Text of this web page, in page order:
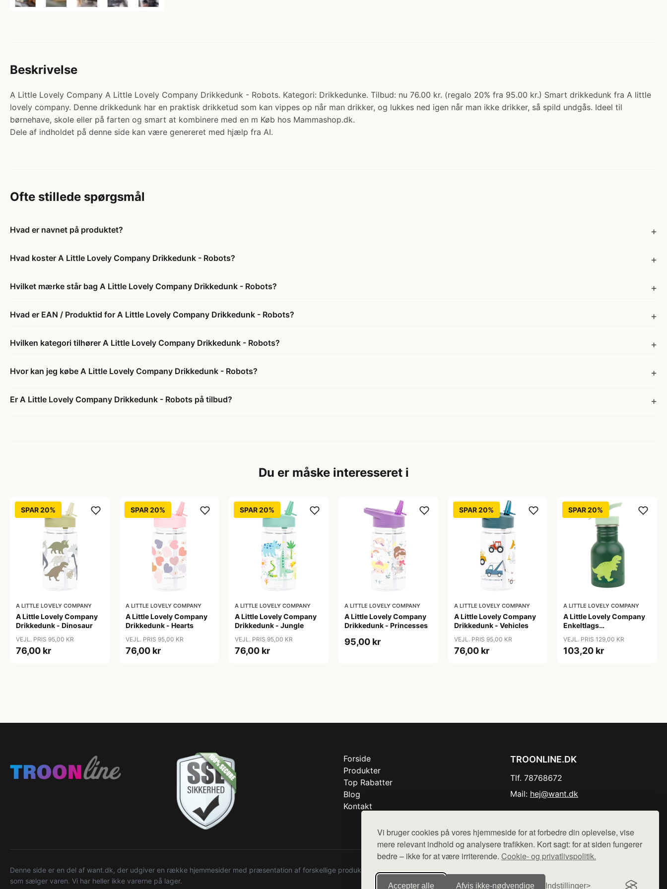
Vi bruger cookies på vores hjemmeside for at forbedre din oplevelse, vise
mere relevant indhold og analysere trafikken. Kort sagt: for at siden fungerer
bedre – ikke for at være irriterende. Cookie- og privatlivspolitik.
Accepter alle Afvis ikke‑nødvendige Indstillinger
Beskrivelse
A Little Lovely Company A Little Lovely Company Drikkedunk - Robots. Kategori: Drikkedunke. Tilbud: nu 76.00 kr. (regalo 20% fra 95.00 kr.) Smart drikkedunk fra A little
lovely company. Denne drikkedunk har en praktisk drikketud som kan vippes op når man drikker, og lukkes ned igen når man ikke drikker, så spild undgås. Ideel til
børnehave, skole eller på farten og smart at kombinere med en m Køb hos Mammashop.dk.
Dele af indholdet på denne side kan være genereret med hjælp fra AI.
Ofte stillede spørgsmål
Hvad er navnet på produktet?
Hvad koster A Little Lovely Company Drikkedunk - Robots?
Hvilket mærke står bag A Little Lovely Company Drikkedunk - Robots?
Hvad er EAN / Produktid for A Little Lovely Company Drikkedunk - Robots?
Hvilken kategori tilhører A Little Lovely Company Drikkedunk - Robots?
Hvor kan jeg købe A Little Lovely Company Drikkedunk - Robots?
Er A Little Lovely Company Drikkedunk - Robots på tilbud?
Du er måske interesseret i
SPAR 20%
A LITTLE LOVELY COMPANY
A Little Lovely Company
Drikkedunk - Dinosaur
VEJL. PRIS 95,00 KR
76,00 kr
SPAR 20%
A LITTLE LOVELY COMPANY
A Little Lovely Company
Drikkedunk - Hearts
VEJL. PRIS 95,00 KR
76,00 kr
SPAR 20%
A LITTLE LOVELY COMPANY
A Little Lovely Company
Drikkedunk - Jungle
VEJL. PRIS 95,00 KR
76,00 kr
A LITTLE LOVELY COMPANY
A Little Lovely Company
Drikkedunk - Princesses
95,00 kr
SPAR 20%
A LITTLE LOVELY COMPANY
A Little Lovely Company
Drikkedunk - Vehicles
VEJL. PRIS 95,00 KR
76,00 kr
SPAR 20%
A LITTLE LOVELY COMPANY
A Little Lovely Company
Enkeltlags
Dinosaurs
VEJL. PRIS 129,00 KR
103,20 kr
Forside
Produkter
Top Rabatter
Blog
Kontakt
TROONLINE.DK
Tlf. 78768672
Mail: hej@want.dk
Denne side er en del af want.dk, der udgiver en række hjemmesider med præsentation af forskellige produkter fra diverse webshops. Der sælges ikke varer fra denne side - vi henviser til de shops,
som sælger varen. Vi har heller ikke varerne på lager.